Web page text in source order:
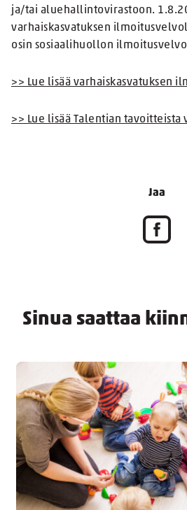
ja/tai aluehallintovirastoon.
varhaiskasvatuksen
osin sosiaalihuollon
>> Lue lisää varhaiskasvatuksen
>> Lue lisää Talentian tavoitteista
Jaa
Sinua saattaa